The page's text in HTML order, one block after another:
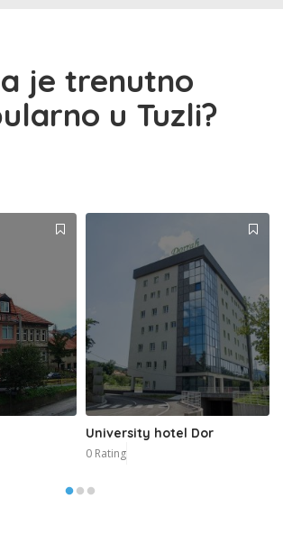
je trenutno
u Tuzli?
University hotel Dor
0 Rating